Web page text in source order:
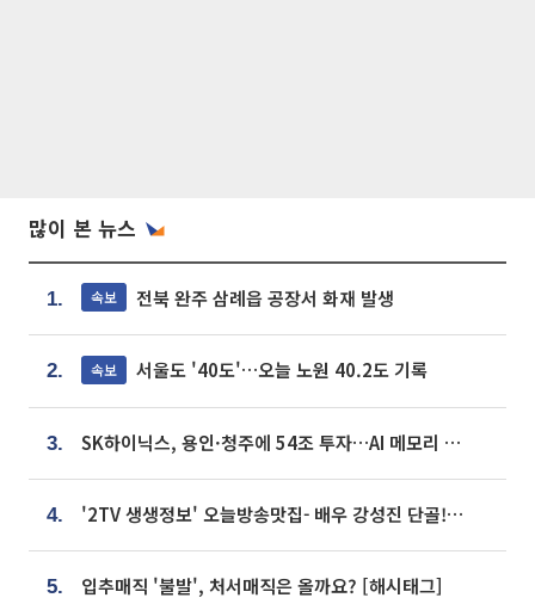
많이 본 뉴스
1. 속보 전북 완주 삼례읍 공장서 화재 발생
2. 속보 서울도 '40도'…오늘 노원 40.2도 기록
3. SK하이닉스, 용인·청주에 54조 투자…AI 메모리 생산기지 키운다
4. '2TV 생생정보' 오늘방송맛집- 배우 강성진 단골! 쌀국수ㆍ푸팟퐁 커리 맛집 '블○○○'
5. 입추매직 '불발', 처서매직은 올까요? [해시태그]